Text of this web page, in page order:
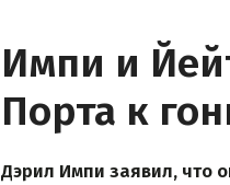
Импи и
Порта к
Дэрил Импи заявил, что